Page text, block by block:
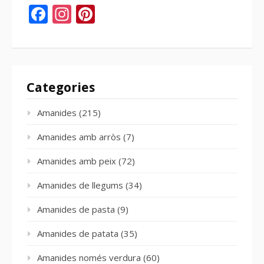
Facebook
Instagram
Categories
Amanides (215)
Amanides amb arròs (7)
Amanides amb peix (72)
Amanides de llegums (34)
Amanides de pasta (9)
Amanides de patata (35)
Amanides només verdura (60)